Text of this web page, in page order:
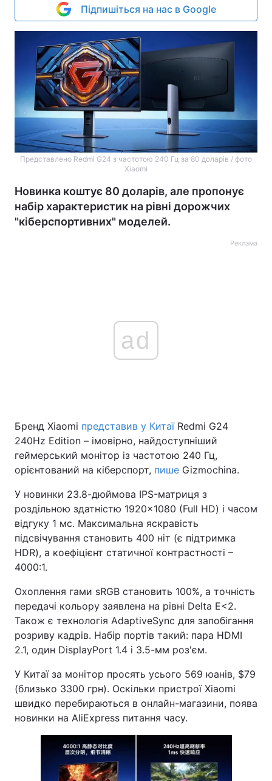
Підпишіться на нас в Google
Представлено Redmi G24 з частотою 240 Гц за 80 доларів / фото
Xiaomi
Новинка коштує 80 доларів, але пропонує
набір характеристик на рівні дорожчих
"кіберспортивних" моделей.
Реклама
ad
Бренд Xiaomi представив у КитаїRedmi G24
240Hz Edition – імовірно, найдоступніший
геймерський монітор із частотою 240 Гц,
орієнтований на кіберспорт, пише Gizmochina.
У новинки 23.8-дюймова IPS-матриця з
роздільною здатністю 1920×1080 (Full HD) і часом
відгуку 1 мс. Максимальна яскравість
підсвічування становить 400 ніт (є підтримка
HDR), а коефіцієнт статичної контрастності –
4000:1.
Охоплення гами sRGB становить 100%, а точність
передачі кольору заявлена на рівні Delta E<2.
Також є технологія AdaptiveSync для запобігання
розриву кадрів. Набір портів такий: пара HDMI
2.1, один DisplayPort 1.4 і 3.5-мм роз'єм.
У Китаї за монітор просять усього 569 юанів, $79
(близько 3300 грн). Оскільки пристрої Xiaomi
швидко перебираються в онлайн-магазини, поява
новинки на AliExpress питання часу.